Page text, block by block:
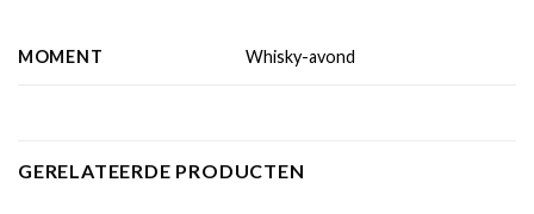
MOMENT Whisky-avond
GERELATEERDE PRODUCTEN